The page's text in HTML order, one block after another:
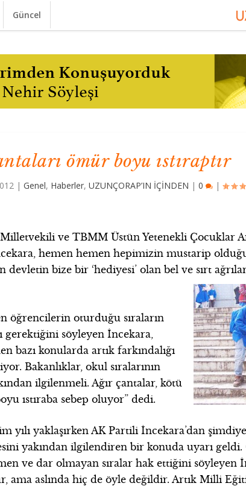
Güncel
ömür boyu ıstıraptır
|Genel, Haberler,UZUNÇORAP’IN İÇİNDEN |0 |
ve TBMM Üstün Yetenekli Çocuklar
hemen hemen hepimizin mustarip
bize bir ‘hediyesi’ olan bel ve sırt
öğrencilerin oturduğu sıraların
gerektiğini söyleyen İncekara,
bazı konularda artık farkındalığı
Bakanlıklar, okul sıralarının
ilgilenmeli. Ağır çantalar, kötü
ıstıraba sebep oluyor” dedi.
yılı yaklaşırken AK Partili İncekara’dan
yakından ilgilendiren bir konuda uyarı geldi.
ve dar olmayan sıralar hak ettiğini söyleyen
ama aslında hiç de öyle değildir. Artık Milli